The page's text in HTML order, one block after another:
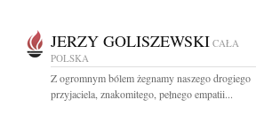
JERZY GOLISZEWSKI CAŁA
POLSKA
Z ogromnym bólem żegnamy naszego drogiego
przyjaciela, znakomitego, pełnego empatii...